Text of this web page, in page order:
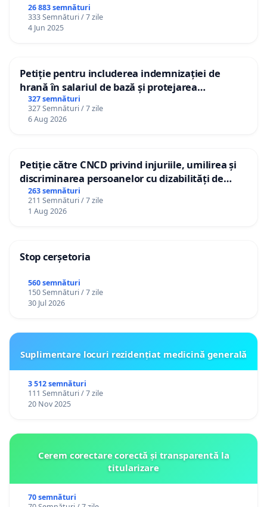
26 883 semnături
333 Semnături / 7 zile
4 Jun 2025
Petiție pentru includerea indemnizației de
hrană în salariul de bază și protejarea
gradațiilor de vechime pentru asistenții
personali
327 semnături
327 Semnături / 7 zile
6 Aug 2026
Petiție către CNCD privind injuriile, umilirea și
discriminarea persoanelor cu dizabilități de
către utilizatorul TikTok „Gorici”
263 semnături
211 Semnături / 7 zile
1 Aug 2026
Stop cerșetoria
560 semnături
150 Semnături / 7 zile
30 Jul 2026
Suplimentare locuri rezidențiat medicină generală
3 512 semnături
111 Semnături / 7 zile
20 Nov 2025
Cerem corectare corectă și transparentă la
titularizare
70 semnături